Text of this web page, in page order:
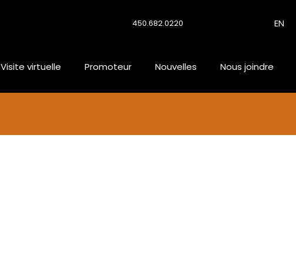
450.682.0220 EN
Visite virtuelle Promoteur Nouvelles Nous joindre